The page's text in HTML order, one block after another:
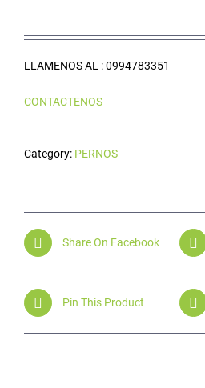
LLAMENOS AL : 0994783351
CONTACTENOS
Category: PERNOS
Share On Facebook
Pin This Product